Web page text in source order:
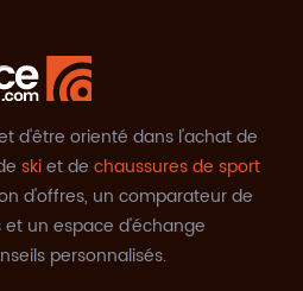
d'être orienté dans l'achat de
skiet de chaussures de sport
d'offres, un comparateur de
et un espace d'échange
personnalisés.